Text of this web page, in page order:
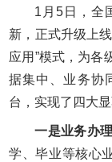
1月5日，全
新，正式升级上
应用”模式，为各
据集中、业务协
台，实现了四大显
一是业务办
学、毕业等核心